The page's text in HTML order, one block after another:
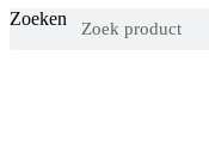
Zoeken